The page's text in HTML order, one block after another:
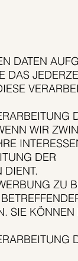
DATEN
DAS
WIR
DER
DIENT.
ZU
SIE KÖNNEN